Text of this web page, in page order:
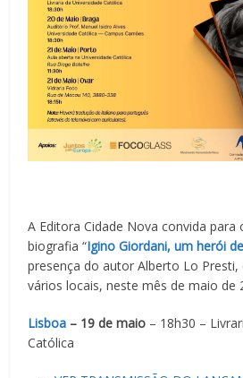
A Editora Cidade Nova convida para
biografia “Igino Giordani, um herói
presença do autor Alberto Lo
vários locais, neste mês de maio de
Lisboa – 19 de maio – 18h30 –
Católica